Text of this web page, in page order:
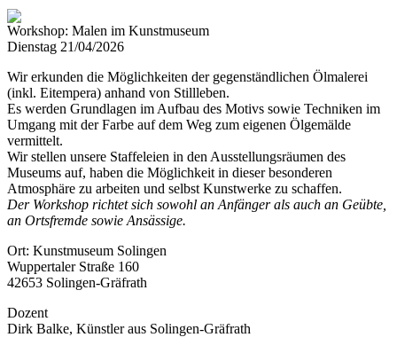
Workshop: Malen im Kunstmuseum
Dienstag 21/04/2026
Wir erkunden die Möglichkeiten der gegenständlichen Ölmalerei
(inkl. Eitempera) anhand von Stillleben.
Es werden Grundlagen im Aufbau des Motivs sowie Techniken im
Umgang mit der Farbe auf dem Weg zum eigenen Ölgemälde
vermittelt.
Wir stellen unsere Staffeleien in den Ausstellungsräumen des
Museums auf, haben die Möglichkeit in dieser besonderen
Atmosphäre zu arbeiten und selbst Kunstwerke zu schaffen.
Der Workshop richtet sich sowohl an Anfänger als auch an Geübte,
an Ortsfremde sowie Ansässige.
Ort: Kunstmuseum Solingen
Wuppertaler Straße 160
42653 Solingen-Gräfrath
Dozent
Dirk Balke, Künstler aus Solingen-Gräfrath